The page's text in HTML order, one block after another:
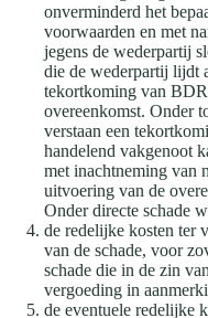
onverminderd het
voorwaarden en met
jegens de wederpartij
die de wederpartij lijdt
tekortkoming van
overeenkomst. Onder
verstaan een
handelend vakgenoot
met inachtneming van
uitvoering van de
Onder directe schade
de redelijke kosten ter
van de schade, voor
schade die in de zin
vergoeding in
de eventuele redelijke